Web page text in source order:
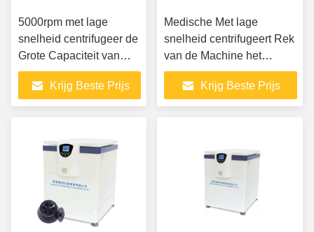
5000rpm met lage
snelheid centrifugeer de
Grote Capaciteit van
T/min Benchtop voor
PCR plaatKrijg Beste Prijs
Medische Met lage
snelheid centrifugeert Rek
van de Machine het
Multibuis voor Klinische
OpsporingKrijg Beste Prijs